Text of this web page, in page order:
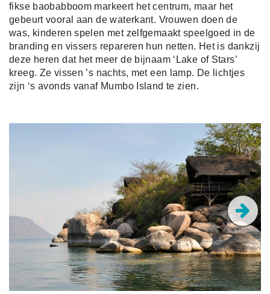
fikse baobabboom markeert het centrum, maar het
gebeurt vooral aan de waterkant. Vrouwen doen de
was, kinderen spelen met zelfgemaakt speelgoed in de
branding en vissers repareren hun netten. Het is dankzij
deze heren dat het meer de bijnaam ‘Lake of Stars’
kreeg. Ze vissen ’s nachts, met een lamp. De lichtjes
zijn ‘s avonds vanaf Mumbo Island te zien.